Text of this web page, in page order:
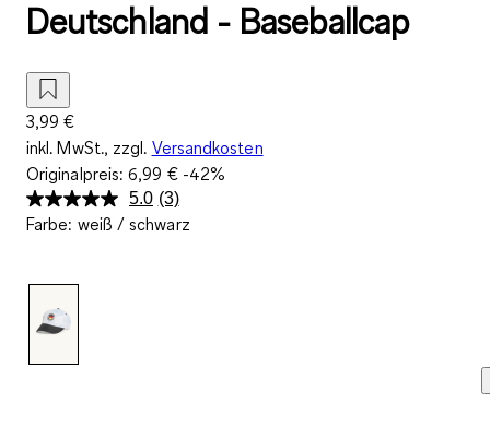
Deutschland - Baseballcap
3,99 €
inkl. MwSt., zzgl. Versandkosten
Originalpreis:6,99 €-42%
5.0 3
Bewertungen
(3)
Farbe: weiß / schwarz